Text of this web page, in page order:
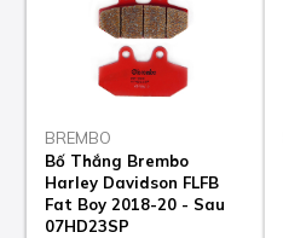
BREMBO
Bố Thắng Brembo
Harley Davidson FLFB
Fat Boy 2018-20 - Sau
07HD23SP